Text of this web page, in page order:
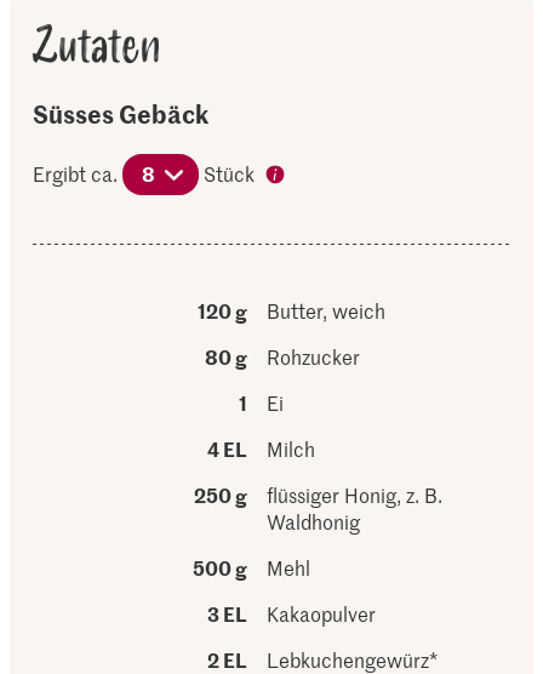
Zutaten
Süsses Gebäck
Ergibt ca. 8 Stück
120 g
Butter, weich
80 g
Rohzucker
1
Ei
4 EL
Milch
250 g
flüssiger Honig, z. B.
Waldhonig
500 g
Mehl
3 EL
Kakaopulver
2 EL
Lebkuchengewürz*